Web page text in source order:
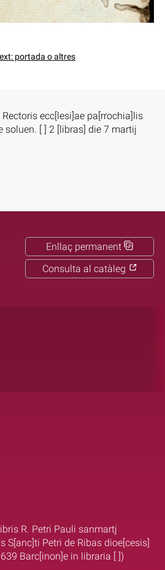
portada o altres
ecc[lesi]ae pa[rrochia]lis
soluen. [ ] 2 [libras] die 7 martij
Enllaç permanent
Consulta al catàleg
R. Petri Pauli sanmartj
S[anc]ti Petri de Ribas dioe[cesis]
Barc[inon]e in libraria [ ])